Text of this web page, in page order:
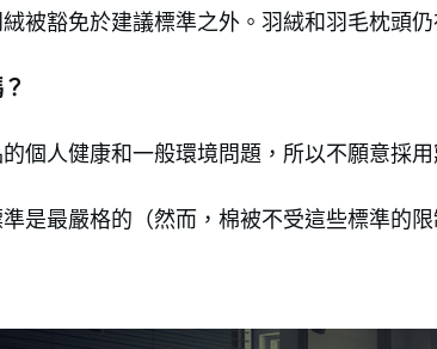
被豁免於建議標準之外。羽絨和羽毛枕頭
個人健康和一般環境問題，所以不願意採
是最嚴格的（然而，棉被不受這些標準的